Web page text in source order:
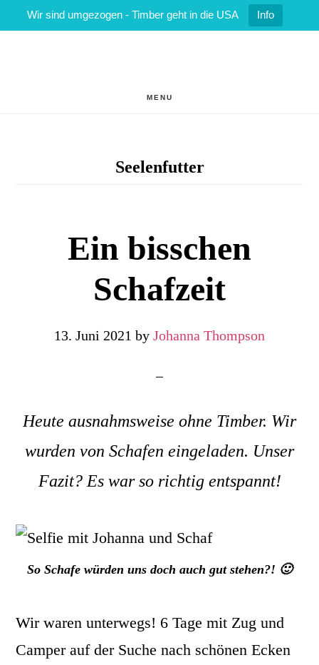
Wir sind umgezogen - Timber geht in die USA Info
MENU
Seelenfutter
Ein bisschen
Schafzeit
13. Juni 2021 by Johanna Thompson
Heute ausnahmsweise ohne Timber. Wir
wurden von Schafen eingeladen. Unser
Fazit? Es war so richtig entspannt!
So Schafe würden uns doch auch gut stehen?! 🙂
Wir waren unterwegs! 6 Tage mit Zug und
Camper auf der Suche nach schönen Ecken